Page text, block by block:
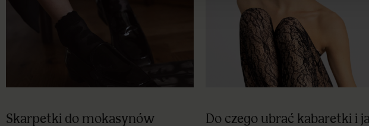
Skarpetki do mokasynów
Do czego ubrać kabaretki i